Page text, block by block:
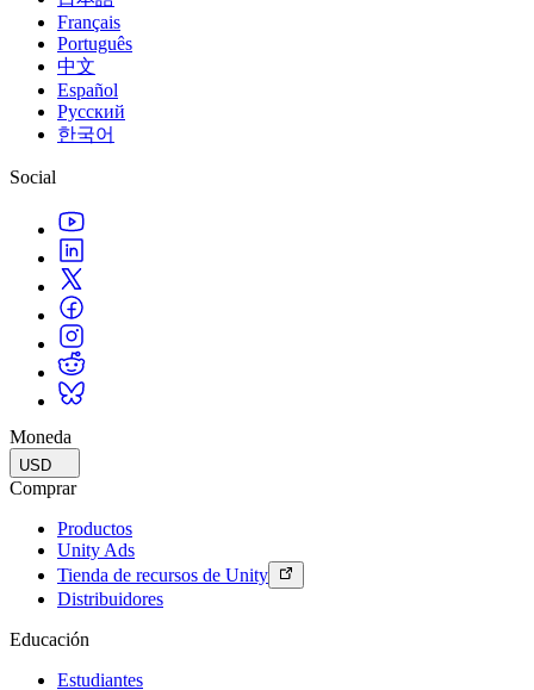
Français
Português
中文
Español
Русский
한국어
Social
Moneda
USD
Comprar
Productos
Unity Ads
Tienda de recursos de Unity
Distribuidores
Educación
Estudiantes